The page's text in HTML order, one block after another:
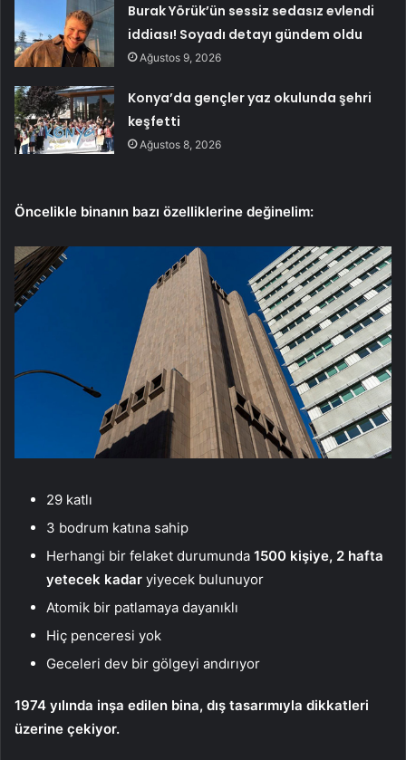
Burak Yörük’ün sessiz sedasız evlendi
iddiası! Soyadı detayı gündem oldu
Ağustos 9, 2026
Konya’da gençler yaz okulunda şehri
keşfetti
Ağustos 8, 2026
Öncelikle binanın bazı özelliklerine değinelim:
29 katlı
3 bodrum katına sahip
Herhangi bir felaket durumunda 1500 kişiye, 2 hafta
yetecek kadar yiyecek bulunuyor
Atomik bir patlamaya dayanıklı
Hiç penceresi yok
Geceleri dev bir gölgeyi andırıyor
1974 yılında inşa edilen bina, dış tasarımıyla dikkatleri
üzerine çekiyor.